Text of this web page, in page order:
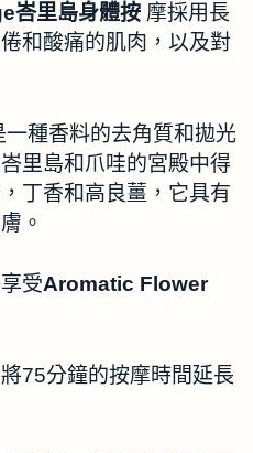
峇里島身體按 摩採用長
和酸痛的肌肉，以及對
一種香料的去角質和拋光
里島和爪哇的宮殿中得
丁香和高良薑，它具有
。
受Aromatic Flower
75分鐘的按摩時間延長